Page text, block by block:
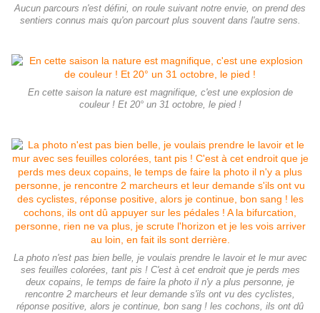
Aucun parcours n'est défini, on roule suivant notre envie, on prend des
sentiers connus mais qu'on parcourt plus souvent dans l'autre sens.
En cette saison la nature est magnifique, c'est une explosion de
couleur ! Et 20° un 31 octobre, le pied !
La photo n'est pas bien belle, je voulais prendre le lavoir et le mur avec
ses feuilles colorées, tant pis ! C'est à cet endroit que je perds mes
deux copains, le temps de faire la photo il n'y a plus personne, je
rencontre 2 marcheurs et leur demande s'ils ont vu des cyclistes,
réponse positive, alors je continue, bon sang ! les cochons, ils ont dû